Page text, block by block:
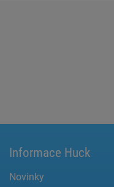
Informace Huck
Novinky